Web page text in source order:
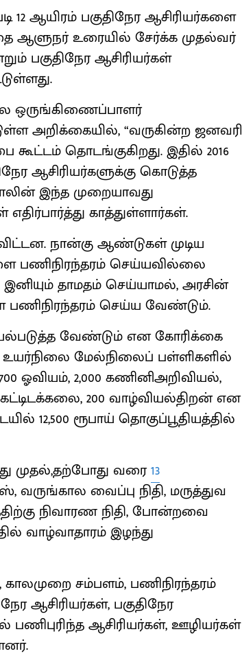
12 ஆயிரம் பகுதிநேர ஆசிரியர்களை
ஆளுநர் உரையில் சேர்க்க முதல்வர்
பகுதிநேர ஆசிரியர்கள்
ஒருங்கிணைப்பாளர்
அறிக்கையில், “வருகின்ற ஜனவரி
தொடங்குகிறது. இதில் 2016
ஆசிரியர்களுக்கு கொடுத்த
இந்த முறையாவது
காத்துள்ளார்கள்.
விட்டன. நான்கு ஆண்டுகள் முடிய
பணிநிரந்தரம் செய்யவில்லை
தாமதம் செய்யாமல், அரசின்
பணிநிரந்தரம் செய்ய வேண்டும்.
வேண்டும் என கோரிக்கை
உயர்நிலை மேல்நிலைப் பள்ளிகளில்
ஓவியம், 2,000 கணினிஅறிவியல்,
200 வாழ்வியல்திறன் என
12,500 ரூபாய் தொகுப்பூதியத்தில்
முதல்,தற்போது வரை13
வைப்பு நிதி, மருத்துவ
நிவாரண நிதி, போன்றவை
வாழ்வாதாரம் இழந்து
காலமுறை சம்பளம், பணிநிரந்தரம்
ஆசிரியர்கள், பகுதிநேர
பணிபுரிந்த ஆசிரியர்கள், ஊழியர்கள்